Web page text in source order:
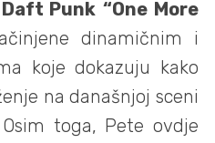
Daft Punk “One More
dinamičnim i
koje dokazuju kako
na današnjoj sceni
toga, Pete ovdje